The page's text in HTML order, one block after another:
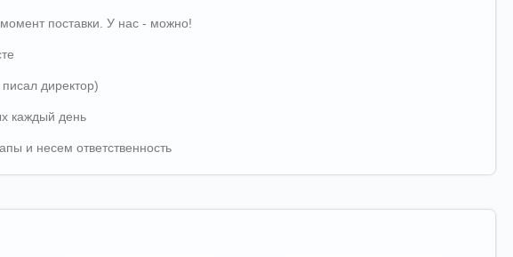
поставки. У нас - можно!
директор)
каждый день
и несем ответственность